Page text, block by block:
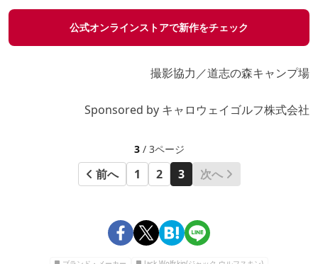
公式オンラインストアで新作をチェック
撮影協力／道志の森キャンプ場
Sponsored by キャロウェイゴルフ株式会社
3/ 3ページ
前へ 1 2 3 次へ